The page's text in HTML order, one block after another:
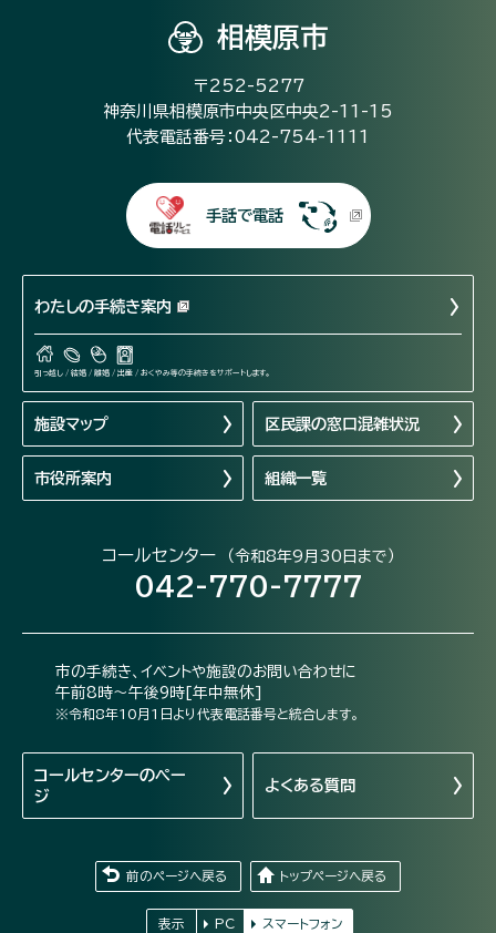
相模原市
〒252-5277
神奈川県相模原市中央区中央2-11-15
代表電話番号：042-754-1111
手話で電話
わたしの手続き案内
引っ越し / 結婚 / 離婚 / 出産 / おくやみ等の手続きをサポートします。
施設マップ 区民課の窓口混雑状況
市役所案内 組織一覧
コールセンター （令和8年9月30日まで）
042-770-7777
市の手続き、イベントや施設のお問い合わせに
午前8時～午後9時[年中無休]
※令和8年10月1日より代表電話番号と統合します。
コールセンターのペー
ジ
よくある質問
前のページへ戻る トップページへ戻る
表示 PC スマートフォン